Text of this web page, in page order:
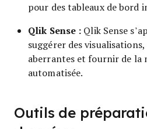
pour des tableaux de bord
Qlik Sense : Qlik Sense
suggérer des
aberrantes et fournir de la
automatisée.
Outils de